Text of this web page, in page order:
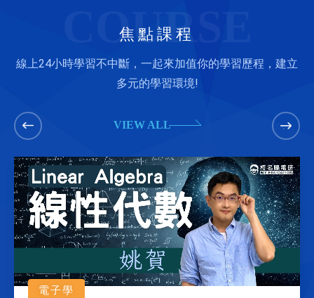
COURSE
焦點課程
線上24小時學習不中斷，一起來加值你的學習歷程，建立
多元的學習環境!
VIEW ALL
電子學